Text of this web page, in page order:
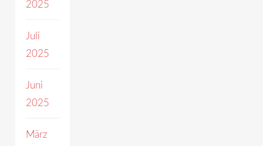
2025
Juli
2025
Juni
2025
März